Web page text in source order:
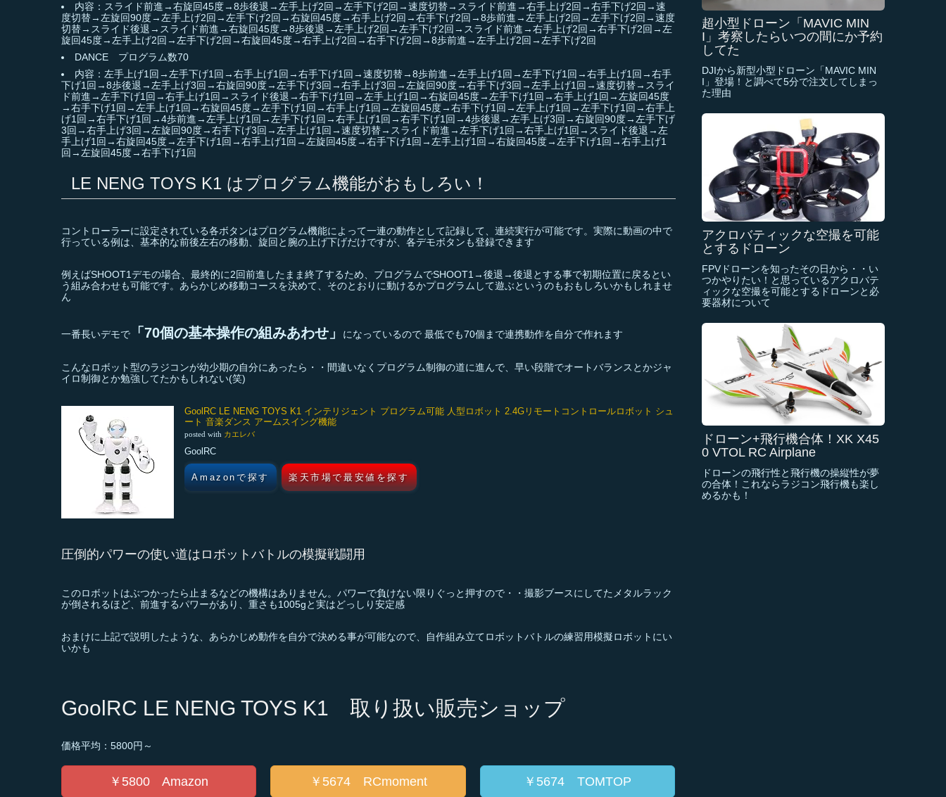
内容：スライド前進→右旋回45度→8歩後退→左手上げ2回→左手下げ2回→速度切替→スライド前進→右手上げ2回→右手下げ2回→速
度切替→左旋回90度→左手上げ2回→左手下げ2回→右旋回45度→右手上げ2回→右手下げ2回→8歩前進→左手上げ2回→左手下げ2回→速度
切替→スライド後退→スライド前進→右旋回45度→8歩後退→左手上げ2回→左手下げ2回→スライド前進→右手上げ2回→右手下げ2回→左
旋回45度→左手上げ2回→左手下げ2回→右旋回45度→右手上げ2回→右手下げ2回→8歩前進→左手上げ2回→左手下げ2回
DANCE プログラム数70
内容：左手上げ1回→左手下げ1回→右手上げ1回→右手下げ1回→速度切替→8歩前進→左手上げ1回→左手下げ1回→右手上げ1回→右手
下げ1回→8歩後退→左手上げ3回→右旋回90度→左手下げ3回→右手上げ3回→左旋回90度→右手下げ3回→左手上げ1回→速度切替→スライ
ド前進→左手下げ1回→右手上げ1回→スライド後退→右手下げ1回→左手上げ1回→右旋回45度→左手下げ1回→右手上げ1回→左旋回45度
→右手下げ1回→左手上げ1回→右旋回45度→左手下げ1回→右手上げ1回→左旋回45度→右手下げ1回→左手上げ1回→左手下げ1回→右手上
げ1回→右手下げ1回→4歩前進→左手上げ1回→左手下げ1回→右手上げ1回→右手下げ1回→4歩後退→左手上げ3回→右旋回90度→左手下げ
3回→右手上げ3回→左旋回90度→右手下げ3回→左手上げ1回→速度切替→スライド前進→左手下げ1回→右手上げ1回→スライド後退→左
手上げ1回→右旋回45度→左手下げ1回→右手上げ1回→左旋回45度→右手下げ1回→左手上げ1回→右旋回45度→左手下げ1回→右手上げ1
回→左旋回45度→右手下げ1回
LE NENG TOYS K1 はプログラム機能がおもしろい！
コントローラーに設定されている各ボタンはプログラム機能によって一連の動作として記録して、連続実行が可能です。実際に動画の中で
行っている例は、基本的な前後左右の移動、旋回と腕の上げ下げだけですが、各デモボタンも登録できます
例えばSHOOT1デモの場合、最終的に2回前進したまま終了するため、プログラムでSHOOT1→後退→後退とする事で初期位置に戻るとい
う組み合わせも可能です。あらかじめ移動コースを決めて、そのとおりに動けるかプログラムして遊ぶというのもおもしろいかもしれませ
ん
一番長いデモで 「70個の基本操作の組みあわせ」 になっているので 最低でも70個まで連携動作を自分で作れます
こんなロボット型のラジコンが幼少期の自分にあったら・・間違いなくプログラム制御の道に進んで、早い段階でオートバランスとかジャ
イロ制御とか勉強してたかもしれない(笑)
GoolRC LE NENG TOYS K1 インテリジェント プログラム可能 人型ロボット 2.4Gリモートコントロールロボット シュ
ート 音楽ダンス アームスイング機能
posted with カエレバ
GoolRC
Amazonで探す 楽天市場で最安値を探す
圧倒的パワーの使い道はロボットバトルの模擬戦闘用
このロボットはぶつかったら止まるなどの機構はありません。パワーで負けない限りぐっと押すので・・撮影ブースにしてたメタルラック
が倒されるほど、前進するパワーがあり、重さも1005gと実はどっしり安定感
おまけに上記で説明したような、あらかじめ動作を自分で決める事が可能なので、自作組み立てロボットバトルの練習用模擬ロボットにい
いかも
GoolRC LE NENG TOYS K1 取り扱い販売ショップ
価格平均：5800円～
￥5800 Amazon ￥5674 RCmoment ￥5674 TOMTOP
超小型ドローン「MAVIC MIN
I」考察したらいつの間にか予約
してた
DJIから新型小型ドローン「MAVIC MIN
I」登場！と調べて5分で注文してしまっ
た理由
アクロバティックな空撮を可能
とするドローン
FPVドローンを知ったその日から・・い
つかやりたい！と思っているアクロバテ
ィックな空撮を可能とするドローンと必
要器材について
ドローン+飛行機合体！XK X45
0 VTOL RC Airplane
ドローンの飛行性と飛行機の操縦性が夢
の合体！これならラジコン飛行機も楽し
めるかも！